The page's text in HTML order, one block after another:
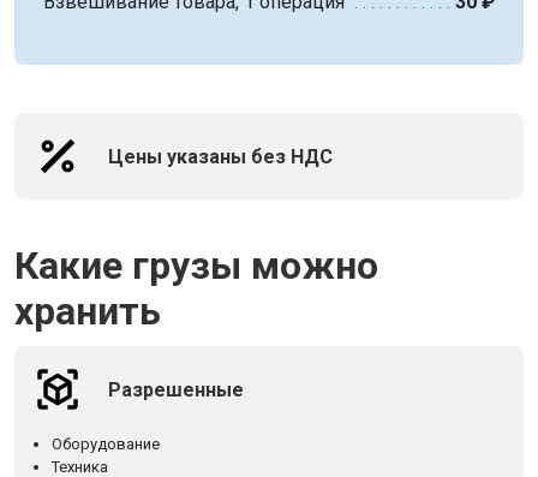
Цены указаны без НДС
Какие грузы можно
хранить
Разрешенные
Оборудование
Техника